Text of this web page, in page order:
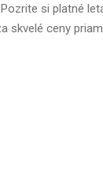
si platné
skvelé ceny